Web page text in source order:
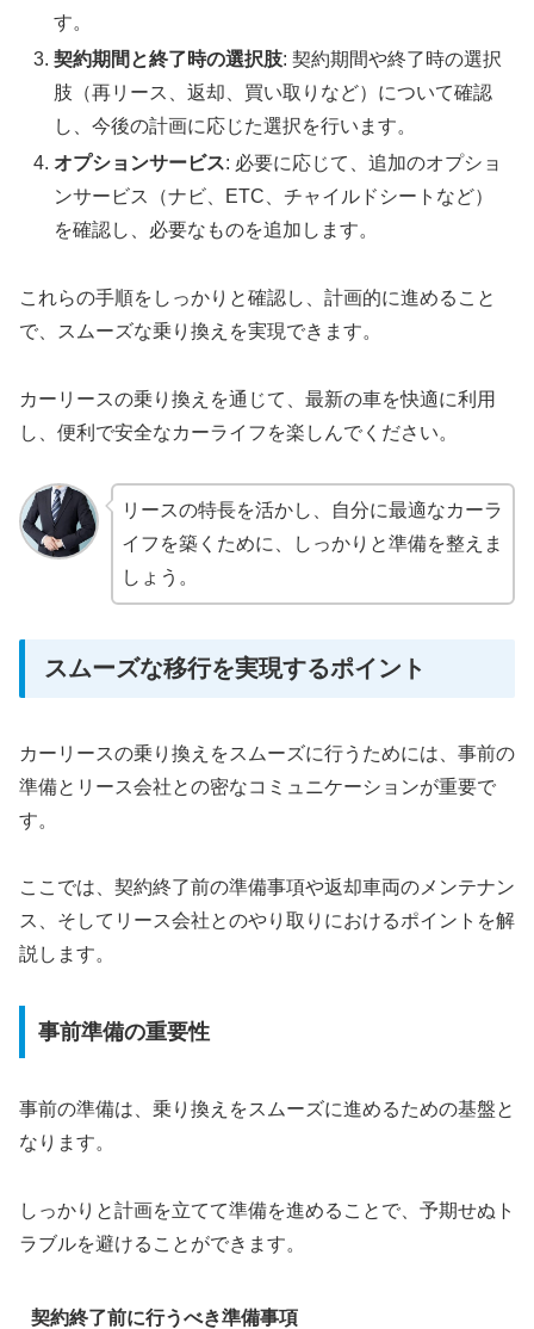
す。
契約期間と終了時の選択肢: 契約期間や終了時の選択
肢（再リース、返却、買い取りなど）について確認
し、今後の計画に応じた選択を行います。
オプションサービス: 必要に応じて、追加のオプショ
ンサービス（ナビ、ETC、チャイルドシートなど）
を確認し、必要なものを追加します。
これらの手順をしっかりと確認し、計画的に進めること
で、スムーズな乗り換えを実現できます。
カーリースの乗り換えを通じて、最新の車を快適に利用
し、便利で安全なカーライフを楽しんでください。
リースの特長を活かし、自分に最適なカーラ
イフを築くために、しっかりと準備を整えま
しょう。
スムーズな移行を実現するポイント
カーリースの乗り換えをスムーズに行うためには、事前の
準備とリース会社との密なコミュニケーションが重要で
す。
ここでは、契約終了前の準備事項や返却車両のメンテナン
ス、そしてリース会社とのやり取りにおけるポイントを解
説します。
事前準備の重要性
事前の準備は、乗り換えをスムーズに進めるための基盤と
なります。
しっかりと計画を立てて準備を進めることで、予期せぬト
ラブルを避けることができます。
契約終了前に行うべき準備事項